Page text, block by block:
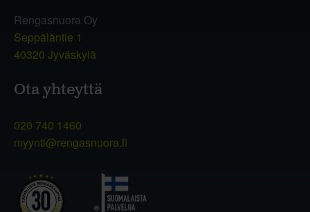
Rengasnuora Oy
Seppäläntie 1
40320 Jyväskylä
Ota yhteyttä
020 740 1460
myynti@rengasnuora.fi